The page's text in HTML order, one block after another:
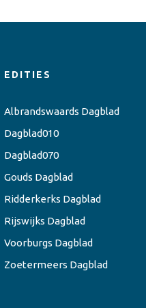
EDITIES
Albrandswaards Dagblad
Dagblad010
Dagblad070
Gouds Dagblad
Ridderkerks Dagblad
Rijswijks Dagblad
Voorburgs Dagblad
Zoetermeers Dagblad